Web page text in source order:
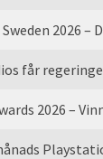
får
2026 –